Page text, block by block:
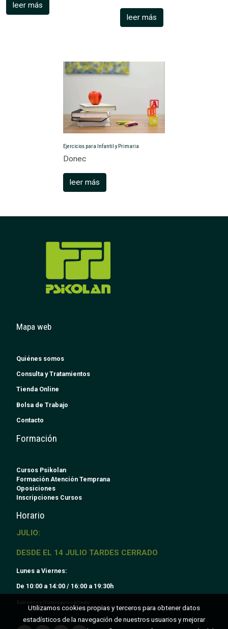
leer más
leer más
Ejercicios para Infantil y Primaria
Donec
leer más
Mapa web
Quiénes somos
Consulta y Tratamientos
Tienda Online
Bolsa de Trabajo
Contacto
Formación
Cursos Psikolan
Formación Atención Temprana
Oposiciones
Inscripciones Cursos
Horario
JULIO:
DESDE EL 14 JULIO TARDES CERRADO
Lunes a Viernes:
De 10:00 a 14:00 / 16:00 a 19:30h
Sábados y Domingos cerrado
Utilizamos cookies propias y terceros para obtener datos
estadísticos de la navegación de nuestros usuarios y mejorar